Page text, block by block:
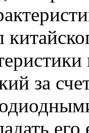
за